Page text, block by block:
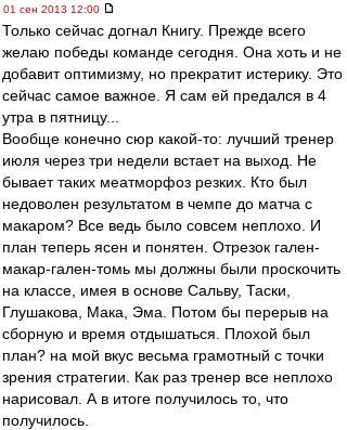
01 сен 2013 12:00
Только сейчас догнал Книгу. Прежде всего
желаю победы команде сегодня. Она хоть и не
добавит оптимизму, но прекратит истерику. Это
сейчас самое важное. Я сам ей предался в 4
утра в пятницу...
Вообще конечно сюр какой-то: лучший тренер
июля через три недели встает на выход. Не
бывает таких меатморфоз резких. Кто был
недоволен результатом в чемпе до матча с
макаром? Все ведь было совсем неплохо. И
план теперь ясен и понятен. Отрезок гален-
макар-гален-томь мы должны были проскочить
на классе, имея в основе Сальву, Таски,
Глушакова, Мака, Эма. Потом бы перерыв на
сборную и время отдышаться. Плохой был
план? на мой вкус весьма грамотный с точки
зрения стратегии. Как раз тренер все неплохо
нарисовал. А в итоге получилось то, что
получилось.